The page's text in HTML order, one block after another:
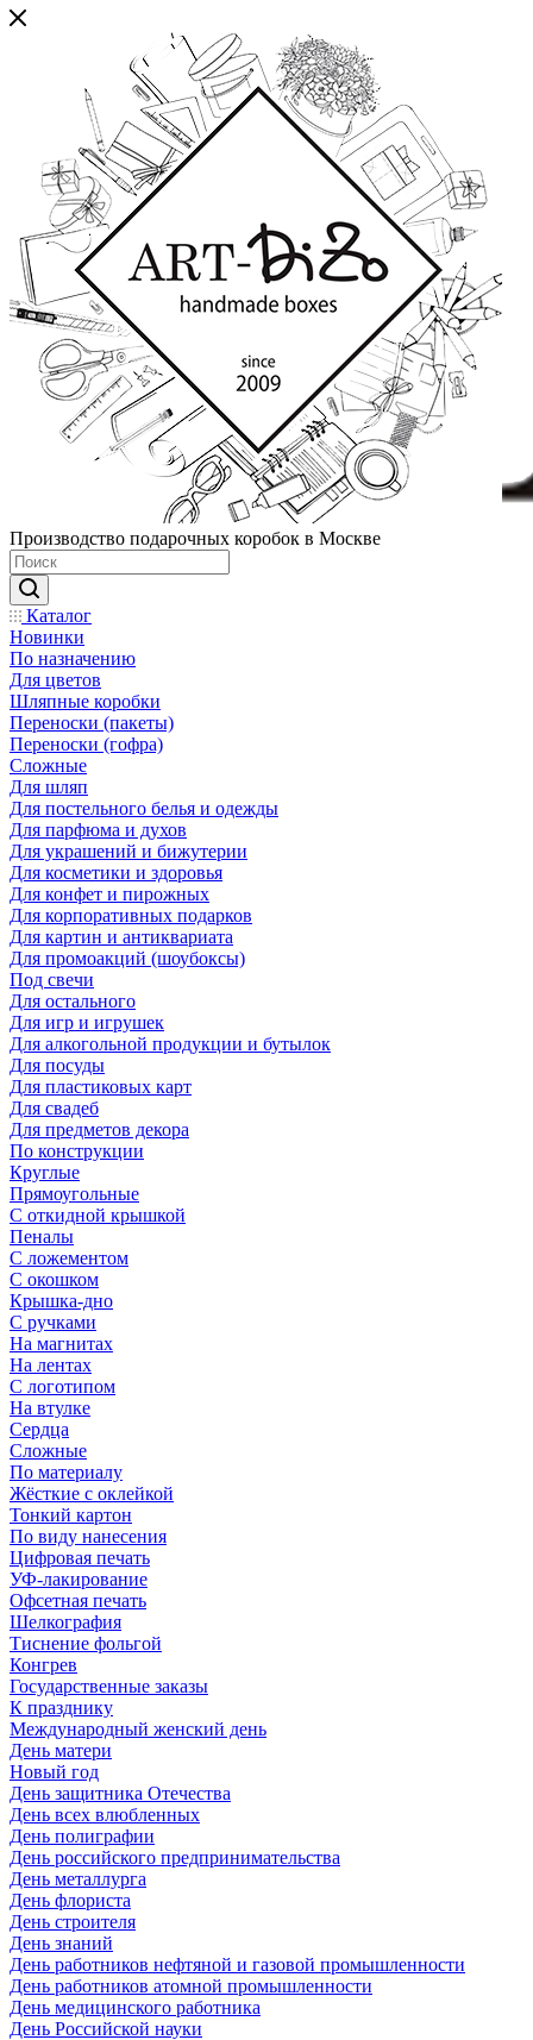
Производство подарочных коробок в Москве
Каталог
Новинки
По назначению
Для цветов
Шляпные коробки
Переноски (пакеты)
Переноски (гофра)
Сложные
Для шляп
Для постельного белья и одежды
Для парфюма и духов
Для украшений и бижутерии
Для косметики и здоровья
Для конфет и пирожных
Для корпоративных подарков
Для картин и антиквариата
Для промоакций (шоубоксы)
Под свечи
Для остального
Для игр и игрушек
Для алкогольной продукции и бутылок
Для посуды
Для пластиковых карт
Для свадеб
Для предметов декора
По конструкции
Круглые
Прямоугольные
С откидной крышкой
Пеналы
С ложементом
С окошком
Крышка-дно
С ручками
На магнитах
На лентах
С логотипом
На втулке
Сердца
Сложные
По материалу
Жёсткие с оклейкой
Тонкий картон
По виду нанесения
Цифровая печать
УФ-лакирование
Офсетная печать
Шелкография
Тиснение фольгой
Конгрев
Государственные заказы
К празднику
Международный женский день
День матери
Новый год
День защитника Отечества
День всех влюбленных
День полиграфии
День российского предпринимательства
День металлурга
День флориста
День строителя
День знаний
День работников нефтяной и газовой промышленности
День работников атомной промышленности
День медицинского работника
День Российской науки